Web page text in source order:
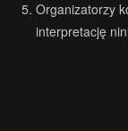
Organizatorzy
interpretację